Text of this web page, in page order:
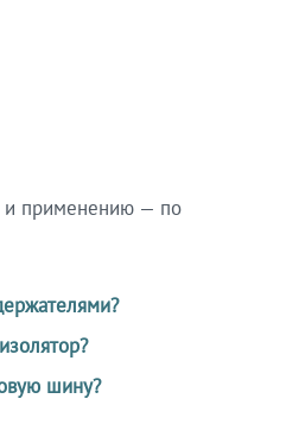
и применению — по
шину?